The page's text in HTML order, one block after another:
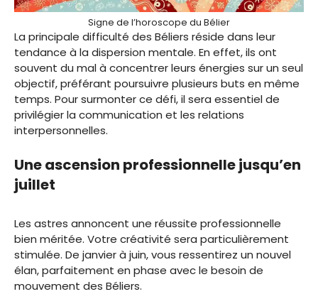
Signe de l’horoscope du Bélier
La principale difficulté des Béliers réside dans leur
tendance à la dispersion mentale. En effet, ils ont
souvent du mal à concentrer leurs énergies sur un seul
objectif, préférant poursuivre plusieurs buts en même
temps. Pour surmonter ce défi, il sera essentiel de
privilégier la communication et les relations
interpersonnelles.
Une ascension professionnelle jusqu’en
juillet
Les astres annoncent une réussite professionnelle
bien méritée. Votre créativité sera particulièrement
stimulée. De janvier à juin, vous ressentirez un nouvel
élan, parfaitement en phase avec le besoin de
mouvement des Béliers.